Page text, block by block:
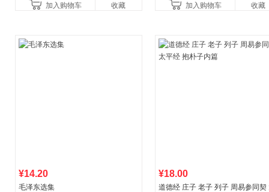
加入购物车 收藏 育书 加入购物车 收藏
¥14.20
毛泽东选集
¥18.00
道德经 庄子 老子 列子 周易参同契